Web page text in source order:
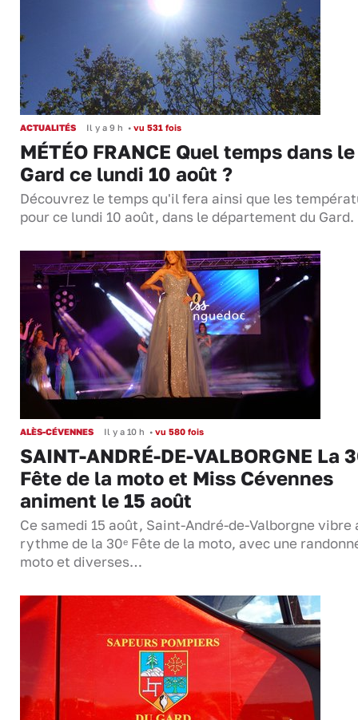
ACTUALITÉS Il y a 9 h • vu 531 fois
MÉTÉO FRANCE Quel temps dans le
Gard ce lundi 10 août ?
Découvrez le temps qu'il fera ainsi que les
pour ce lundi 10 août, dans le département du Gard.
ALÈS-CÉVENNES Il y a 10 h • vu 580 fois
SAINT-ANDRÉ-DE-VALBORGNE La
Fête de la moto et Miss Cévennes
animent le 15 août
Ce samedi 15 août, Saint-André-de-Valborgne vibre
rythme de la 30ᵉ Fête de la moto, avec une
moto et diverses…